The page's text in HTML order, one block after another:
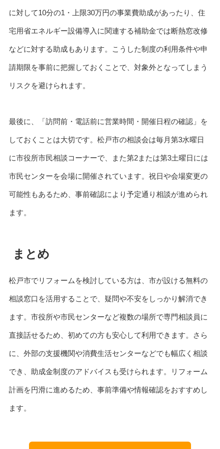
に対して10分の1・上限30万円の事業費助成があったり、住
宅用省エネルギー設備導入に関連する補助金では断熱窓改修
などに対する助成もあります。こうした制度の利用条件や申
請期限を事前に把握しておくことで、対象外となってしまう
リスクを避けられます。
最後に、「訪問前・電話前に営業時間・開催日程の確認」を
しておくことは大切です。松戸市の相談会は毎月第3水曜日
に市役所市民相談コーナーで、また第2または第3土曜日には
市民センターを会場に開催されています。祝日や会場変更の
可能性もあるため、事前確認により予定通り相談が進められ
ます。
まとめ
松戸市でリフォームを検討している方は、市が設ける無料の
相談窓口を活用することで、疑問や不安をしっかり解消でき
ます。市役所や市民センターなど複数の場所で専門相談員に
直接話せるため、初めての方も安心して利用できます。さら
に、外部の支援機関や消費生活センターなどでも幅広く相談
でき、助成金制度のアドバイスも受けられます。リフォーム
計画を円滑に進めるため、事前準備や情報確認をおすすめし
ます。